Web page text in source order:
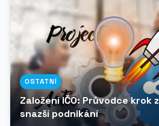
OSTATNÍ
Založení IČO: Průvodce krok
snazší podnikání